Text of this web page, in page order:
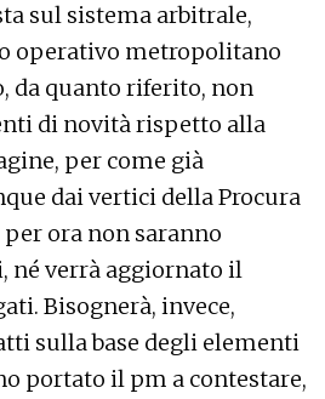
sul sistema arbitrale,
operativo metropolitano
da quanto riferito, non
di novità rispetto alla
per come già
dai vertici della Procura
ora non saranno
né verrà aggiornato il
Bisognerà, invece,
sulla base degli elementi
portato il pm a contestare,